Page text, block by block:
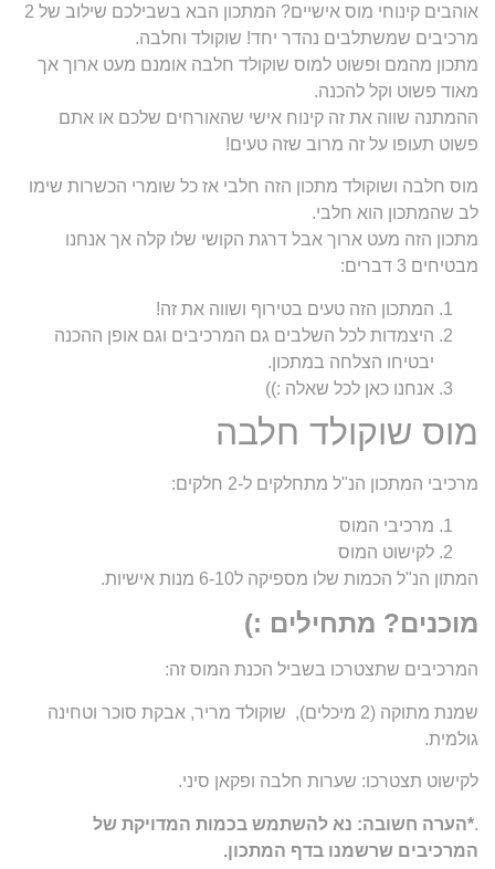
אוהבים קינוחי מוס אישיים? המתכון הבא בשבילכם שילוב של 2
מרכיבים שמשתלבים נהדר יחד! שוקולד וחלבה.
מתכון מהמם ופשוט למוס שוקולד חלבה אומנם מעט ארוך אך
מאוד פשוט וקל להכנה.
ההמתנה שווה את זה קינוח אישי שהאורחים שלכם או אתם
פשוט תעופו על זה מרוב שזה טעים!
מוס חלבה ושוקולד מתכון הזה חלבי אז כל שומרי הכשרות שימו
לב שהמתכון הוא חלבי.
מתכון הזה מעט ארוך אבל דרגת הקושי שלו קלה אך אנחנו
מבטיחים 3 דברים:
המתכון הזה טעים בטירוף ושווה את זה!
היצמדות לכל השלבים גם המרכיבים וגם אופן ההכנה
יבטיחו הצלחה במתכון.
אנחנו כאן לכל שאלה :))
מוס שוקולד חלבה
מרכיבי המתכון הנ"ל מתחלקים ל-2 חלקים:
מרכיבי המוס
לקישוט המוס
המתון הנ"ל הכמות שלו מספיקה ל6-10 מנות אישיות.
מוכנים? מתחילים :)
המרכיבים שתצטרכו בשביל הכנת המוס זה:
שמנת מתוקה (2 מיכלים), שוקולד מריר, אבקת סוכר וטחינה
גולמית.
לקישוט תצטרכו: שערות חלבה ופקאן סיני.
.*הערה חשובה: נא להשתמש בכמות המדויקת של
המרכיבים שרשמנו בדף המתכון.